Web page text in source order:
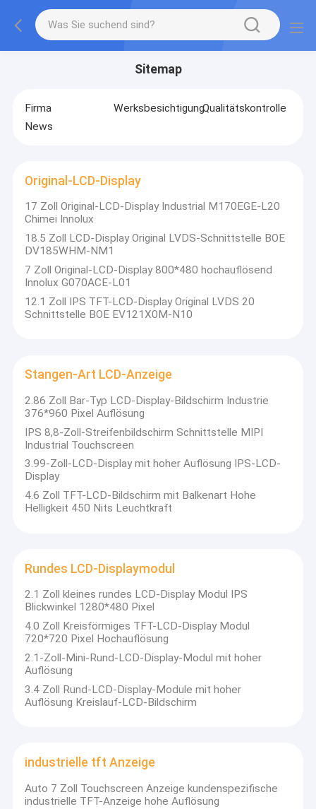
Sitemap
Firma WerksbesichtigungQualitätskontrolle
News
Original-LCD-Display
17 Zoll Original-LCD-Display Industrial M170EGE-L20
Chimei Innolux
18.5 Zoll LCD-Display Original LVDS-Schnittstelle BOE
DV185WHM-NM1
7 Zoll Original-LCD-Display 800*480 hochauflösend
Innolux G070ACE-L01
12.1 Zoll IPS TFT-LCD-Display Original LVDS 20
Schnittstelle BOE EV121X0M-N10
Stangen-Art LCD-Anzeige
2.86 Zoll Bar-Typ LCD-Display-Bildschirm Industrie
376*960 Pixel Auflösung
IPS 8,8-Zoll-Streifenbildschirm Schnittstelle MIPI
Industrial Touchscreen
3.99-Zoll-LCD-Display mit hoher Auflösung IPS-LCD-
Display
4.6 Zoll TFT-LCD-Bildschirm mit Balkenart Hohe
Helligkeit 450 Nits Leuchtkraft
Rundes LCD-Displaymodul
2.1 Zoll kleines rundes LCD-Display Modul IPS
Blickwinkel 1280*480 Pixel
4.0 Zoll Kreisförmiges TFT-LCD-Display Modul
720*720 Pixel Hochauflösung
2.1-Zoll-Mini-Rund-LCD-Display-Modul mit hoher
Auflösung
3.4 Zoll Rund-LCD-Display-Module mit hoher
Auflösung Kreislauf-LCD-Bildschirm
industrielle tft Anzeige
Auto 7 Zoll Touchscreen Anzeige kundenspezifische
industrielle TFT-Anzeige hohe Auflösung